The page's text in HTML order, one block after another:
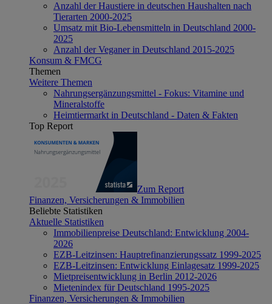
Anzahl der Haustiere in deutschen Haushalten nach
Tierarten 2000-2025
Umsatz mit Bio-Lebensmitteln in Deutschland 2000-
2025
Anzahl der Veganer in Deutschland 2015-2025
Konsum & FMCG
Themen
Weitere Themen
Nahrungsergänzungsmittel - Fokus: Vitamine und
Mineralstoffe
Heimtiermarkt in Deutschland - Daten & Fakten
Top Report
Zum Report
Finanzen, Versicherungen & Immobilien
Beliebte Statistiken
Aktuelle Statistiken
Immobilienpreise Deutschland: Entwicklung 2004-
2026
EZB-Leitzinsen: Hauptrefinanzierungssatz 1999-2025
EZB-Leitzinsen: Entwicklung Einlagesatz 1999-2025
Mietpreisentwicklung in Berlin 2012-2026
Mietenindex für Deutschland 1995-2025
Finanzen, Versicherungen & Immobilien